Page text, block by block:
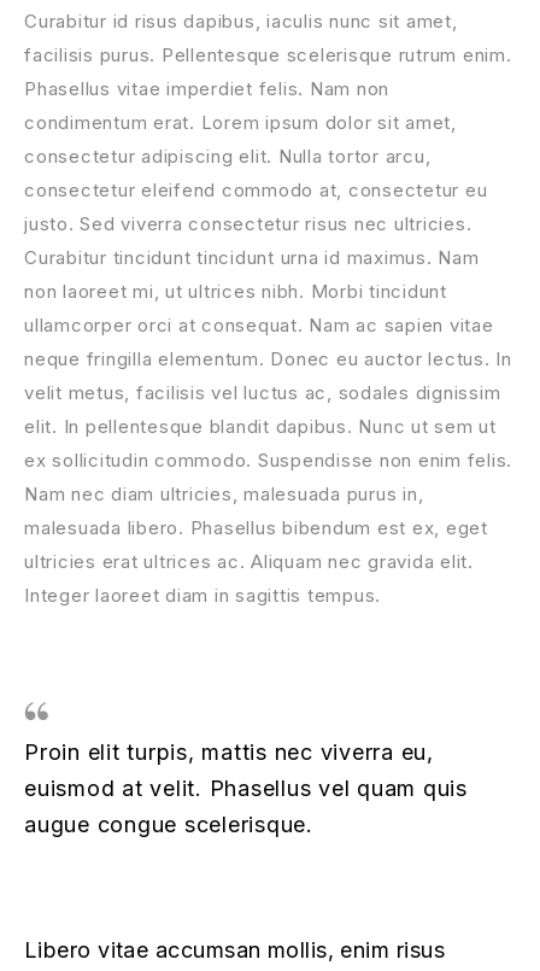
Curabitur id risus dapibus, iaculis nunc sit amet,
facilisis purus. Pellentesque scelerisque rutrum enim.
Phasellus vitae imperdiet felis. Nam non
condimentum erat. Lorem ipsum dolor sit amet,
consectetur adipiscing elit. Nulla tortor arcu,
consectetur eleifend commodo at, consectetur eu
justo. Sed viverra consectetur risus nec ultricies.
Curabitur tincidunt tincidunt urna id maximus. Nam
non laoreet mi, ut ultrices nibh. Morbi tincidunt
ullamcorper orci at consequat. Nam ac sapien vitae
neque fringilla elementum. Donec eu auctor lectus. In
velit metus, facilisis vel luctus ac, sodales dignissim
elit. In pellentesque blandit dapibus. Nunc ut sem ut
ex sollicitudin commodo. Suspendisse non enim felis.
Nam nec diam ultricies, malesuada purus in,
malesuada libero. Phasellus bibendum est ex, eget
ultricies erat ultrices ac. Aliquam nec gravida elit.
Integer laoreet diam in sagittis tempus.
Proin elit turpis, mattis nec viverra eu,
euismod at velit. Phasellus vel quam quis
augue congue scelerisque.
Libero vitae accumsan mollis, enim risus